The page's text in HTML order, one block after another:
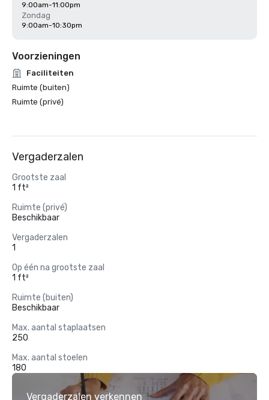
9:00am-11:00pm
Zondag
9:00am-10:30pm
Voorzieningen
Faciliteiten
Ruimte (buiten)
Ruimte (privé)
Vergaderzalen
Grootste zaal
1 ft²
Ruimte (privé)
Beschikbaar
Vergaderzalen
1
Op één na grootste zaal
1 ft²
Ruimte (buiten)
Beschikbaar
Max. aantal staplaatsen
250
Max. aantal stoelen
180
Vergaderzalen verkennen